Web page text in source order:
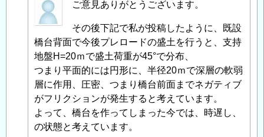
匿
名
稿
者
に
よ
る
「 Re:
既
ご意見ありがとうございます。
その後下記で私が投稿したように、既設
橋台背面で今後プレロードの盛土を行うと、支持
地盤H=20ｍで盛土荷重が45°で分布、
つまり平面的には円形に、半径20ｍで深層の軟弱
層に作用、圧密、つまり橋台前面までネガティブ
がフリクションが発生すると考えています。
よって、橋台を作ってしまった今では、時遅し、
の状態と考えています。